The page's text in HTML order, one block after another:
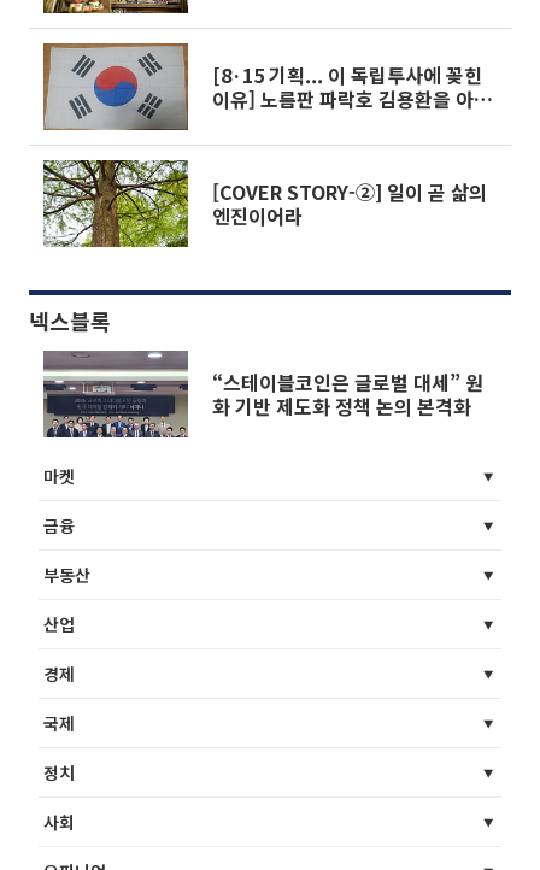
[8·15 기획... 이 독립투사에 꽂힌
이유] 노름판 파락호 김용환을 아시
[COVER STORY-②] 일이 곧 삶의
엔진이어라
넥스블록
“스테이블코인은 글로벌 대세” 원
화 기반 제도화 정책 논의 본격화
마켓
금융
부동산
산업
경제
국제
정치
사회